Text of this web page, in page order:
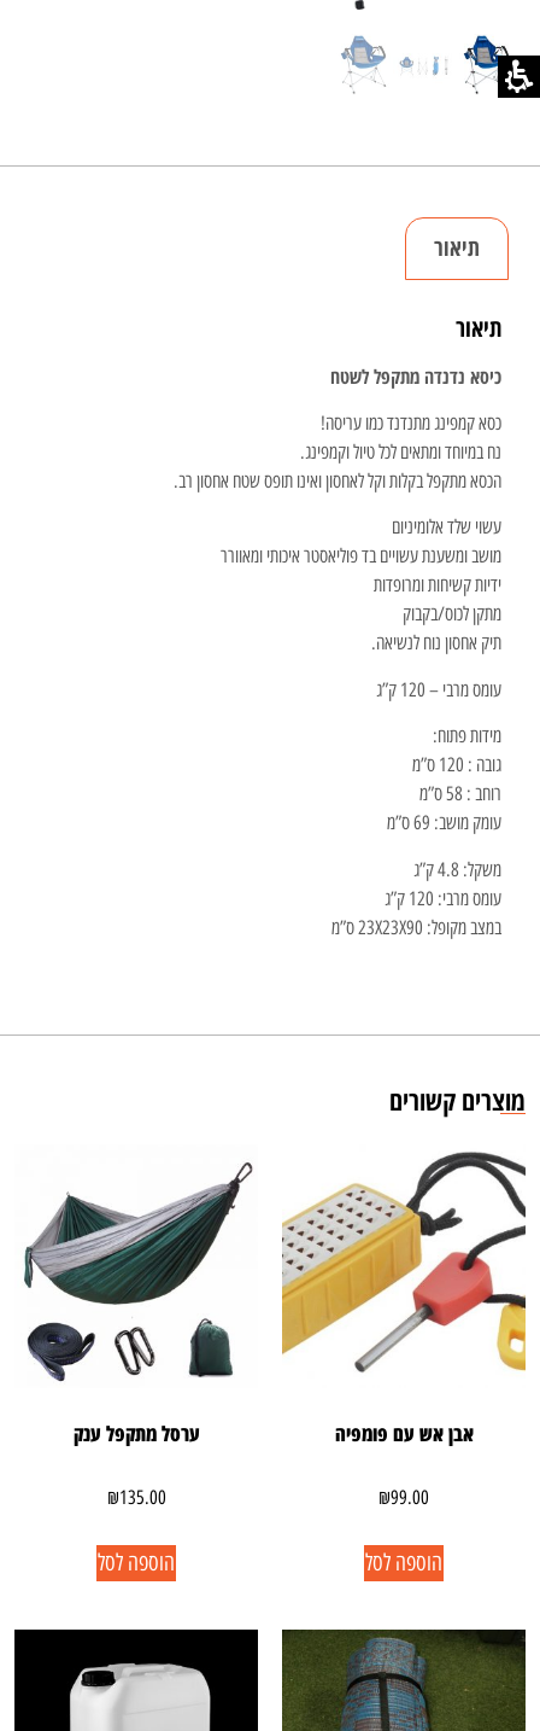
תיאור
תיאור
כיסא נדנדה מתקפל לשטח
כסא קמפינג מתנדנד כמו עריסה!
נח במיוחד ומתאים לכל טיול וקמפינג.
הכסא מתקפל בקלות וקל לאחסון ואינו תופס שטח אחסון רב.
עשוי שלד אלומיניום
מושב ומשענת עשויים בד פוליאסטר איכותי ומאוורר
ידיות קשיחות ומרופדות
מתקן לכוס/בקבוק
תיק אחסון נוח לנשיאה.
עומס מרבי – 120 ק”ג
מידות פתוח:
גובה : 120 ס”מ
רוחב : 58 ס”מ
עומק מושב: 69 ס”מ
משקל: 4.8 ק”ג
עומס מרבי: 120 ק”ג
במצב מקופל: 23X23X90 ס”מ
מוצרים קשורים
אבן אש עם פומפיה
₪99.00
הוספה לסל
ערסל מתקפל ענק
₪135.00
הוספה לסל